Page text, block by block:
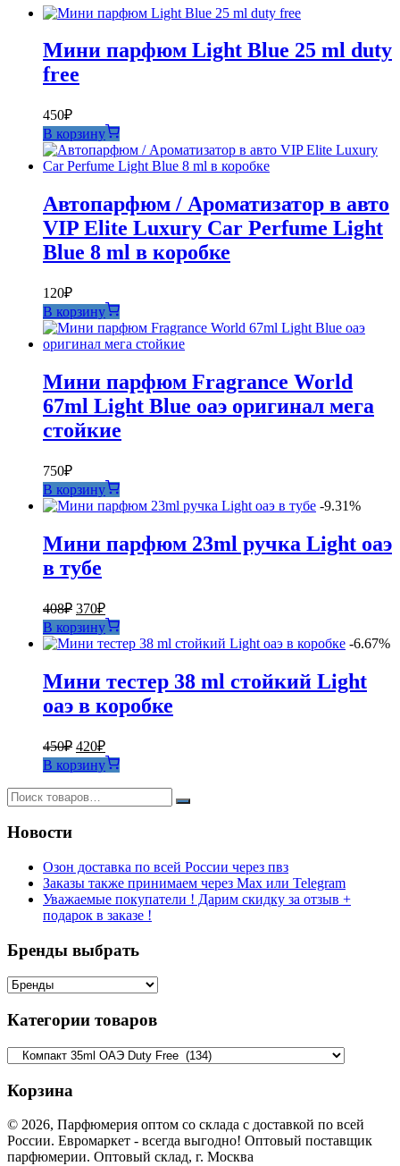
Мини парфюм Light Blue 25 ml duty
free
450₽
В корзину
Автопарфюм / Ароматизатор в авто
VIP Elite Luxury Car Perfume Light
Blue 8 ml в коробке
120₽
В корзину
Мини парфюм Fragrance World
67ml Light Blue оаэ оригинал мега
стойкие
750₽
В корзину
-9.31%
Мини парфюм 23ml ручка Light оаэ
в тубе
408₽ Первоначальная
цена
составляла
370₽Текущая
цена:
370₽.
В корзину
-6.67%
Мини тестер 38 ml стойкий Light
оаэ в коробке
450₽ Первоначальная
цена
составляла
450₽.
420₽Текущая
цена:
420₽.
В корзину
Новости
Озон доставка по всей России через пвз
Заказы также принимаем через Max или Telegram
Уважаемые покупатели ! Дарим скидку за отзыв +
подарок в заказе !
Бренды выбрать
Категории товаров
Корзина
© 2026, Парфюмерия оптом со склада с доставкой по всей
России. Евромаркет - всегда выгодно! Оптовый поставщик
парфюмерии. Оптовый склад, г. Москва